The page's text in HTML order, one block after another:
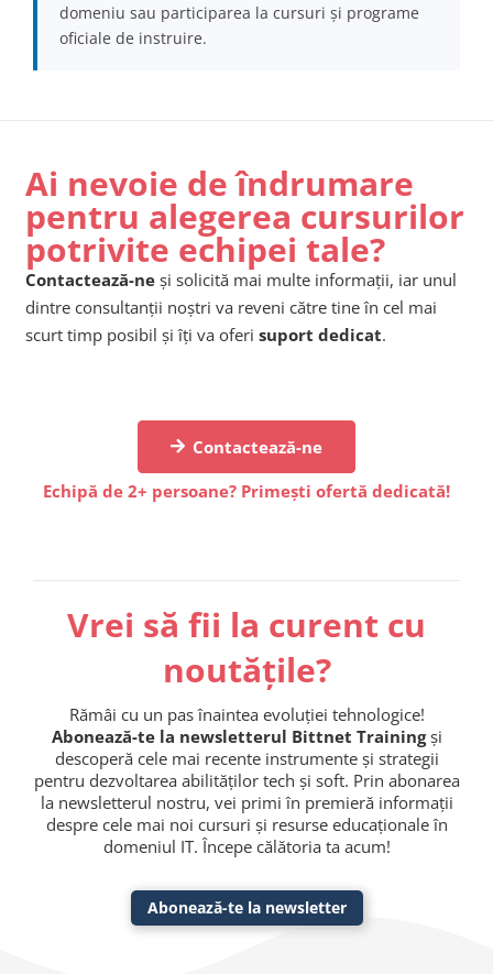
domeniu sau participarea la cursuri și programe
oficiale de instruire.
Ai nevoie de îndrumare
pentru alegerea cursurilor
potrivite echipei tale?
Contactează-ne și solicită mai multe informații, iar unul
dintre consultanții noștri va reveni către tine în cel mai
scurt timp posibil și îți va oferi suport dedicat.
Contactează-ne
Echipă de 2+ persoane? Primești ofertă dedicată!
Vrei să fii la curent cu
noutățile?
Rămâi cu un pas înaintea evoluției tehnologice!
Abonează-te la newsletterul Bittnet Trainingși
descoperă cele mai recente instrumente și strategii
pentru dezvoltarea abilităților tech și soft. Prin abonarea
la newsletterul nostru, vei primi în premieră informații
despre cele mai noi cursuri și resurse educaționale în
domeniul IT. Începe călătoria ta acum!
Abonează-te la newsletter